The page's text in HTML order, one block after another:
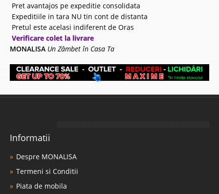
Pret avantajos pe expeditie consolidata
Expeditiile in tara NU tin cont de distanta
Pretul este acelasi indiferent de Oras
Verificare colet la livrare
MONALISA Un Zâmbet în Casa Ta
Informatii
Despre MONALISA
Termeni si Conditii
Piata de mobila